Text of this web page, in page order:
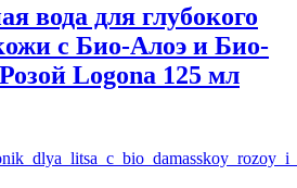
вода для глубокого
с Био-Алоэ и Био-
Logona 125 мл